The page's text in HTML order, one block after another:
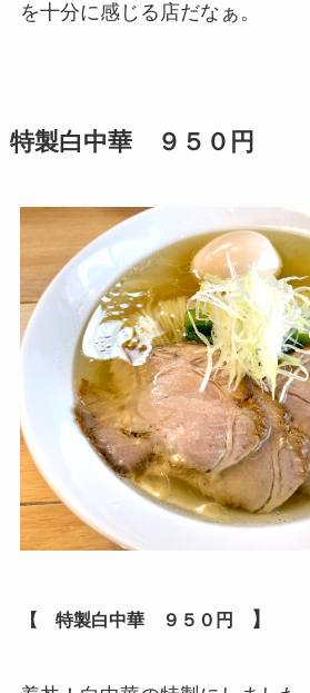
を十分に感じる店だなぁ。
特製白中華 ９５０円
【 特製白中華 ９５０ 円 】